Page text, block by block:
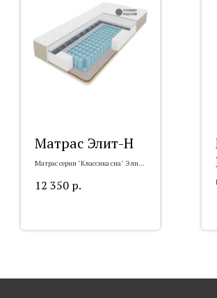
Матрас Элит-Н
Матрас серии "Классика сна" Элит-
12 350 р.